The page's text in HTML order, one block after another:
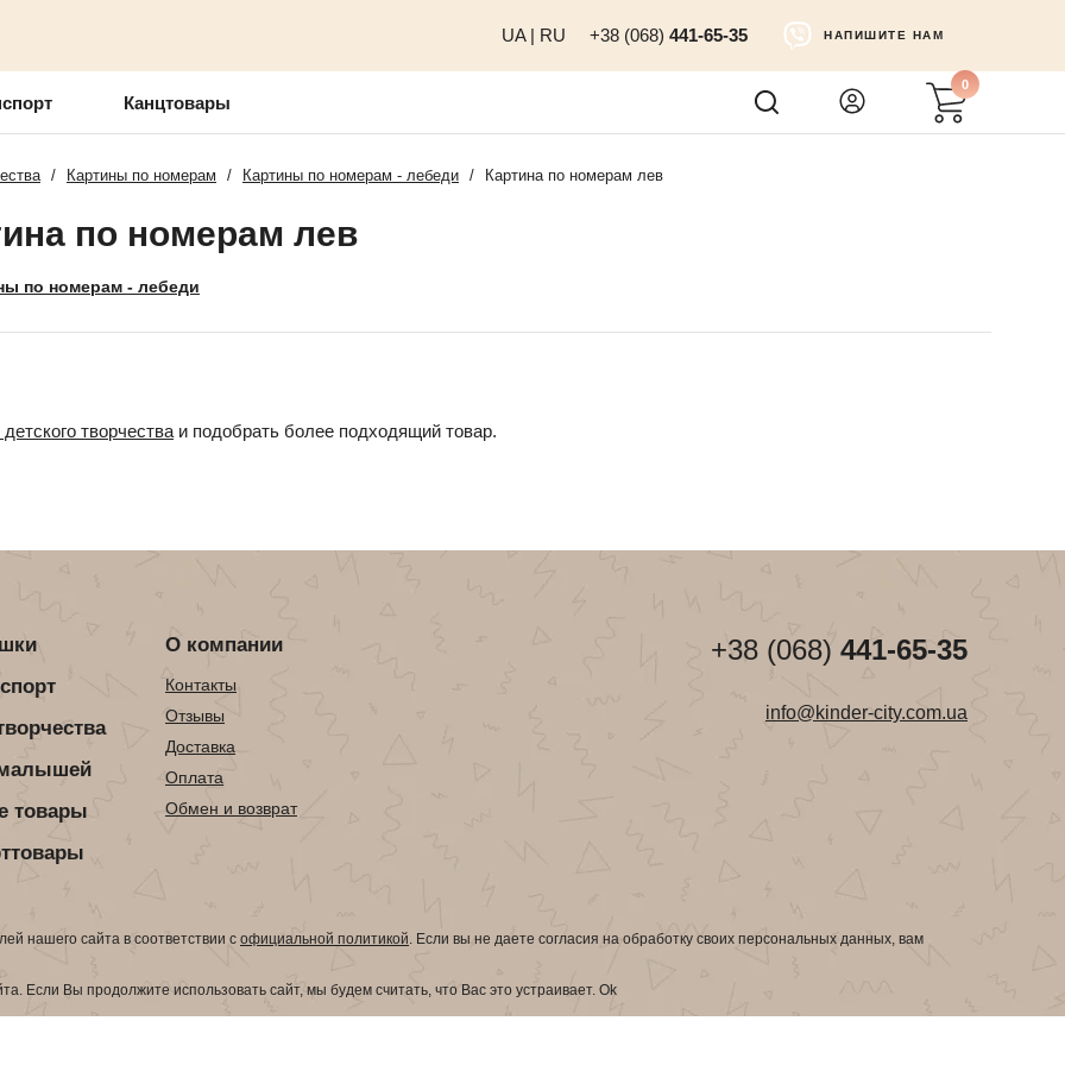
UA| RU +38 (068) 441-65-35 НАПИШИТЕ НАМ
Канцтовары
0
/ Картины по номерам / Картины по номерам - лебеди / Картина по номерам лев
по номерам лев
по номерам - лебеди
творчества и подобрать более подходящий товар.
товары
О компании
Контакты
Отзывы
Доставка
Оплата
Обмен и возврат
+38 (068) 441-65-35
info@kinder-city.com.ua
нашего сайта в соответствии с официальной политикой . Если вы не даете согласия на обработку своих персональных данных, вам
Если Вы продолжите использовать сайт, мы будем считать, что Вас это устраивает. Ok